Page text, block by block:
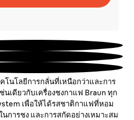
โนโลยีการกลั่นที่เหนือกว่าและการ
นเดียวกับเครื่องชงกาแฟ Braun ทุก
เพื่อให้ได้รสชาติกาแฟที่หอม
การชง และการสกัดอย่างเหมาะสม